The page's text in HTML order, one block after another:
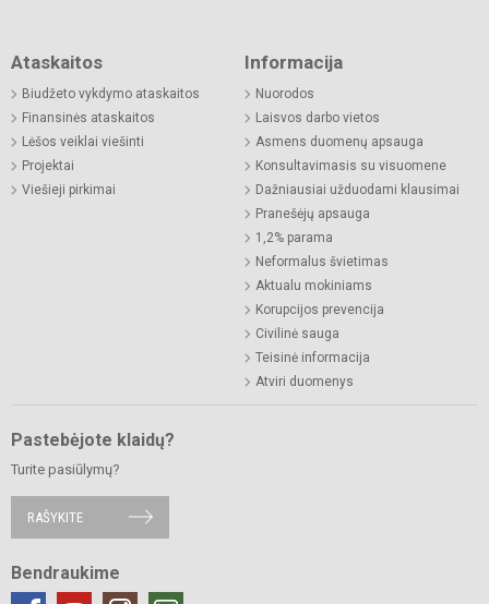
Ataskaitos
Biudžeto vykdymo ataskaitos
Finansinės ataskaitos
Lėšos veiklai viešinti
Projektai
Viešieji pirkimai
Informacija
Nuorodos
Laisvos darbo vietos
Asmens duomenų apsauga
Konsultavimasis su visuomene
Dažniausiai užduodami klausimai
Pranešėjų apsauga
1,2% parama
Neformalus švietimas
Aktualu mokiniams
Korupcijos prevencija
Civilinė sauga
Teisinė informacija
Atviri duomenys
Pastebėjote klaidų?
Turite pasiūlymų?
RAŠYKITE
Bendraukime